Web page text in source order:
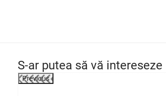
S-ar putea să vă intereseze
Previous